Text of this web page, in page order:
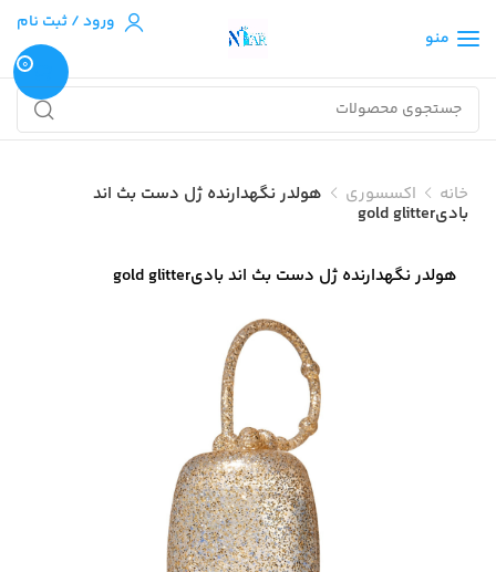
منو
ورود / ثبت نام
0
خانه اکسسوری هولدر نگهدارنده ژل دست بث اند
بادیgold glitter
هولدر نگهدارنده ژل دست بث اند بادیgold glitter